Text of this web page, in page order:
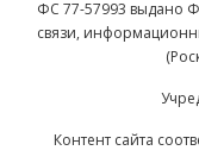
ФС 77-57993 выдано
связи,
Контент сайта